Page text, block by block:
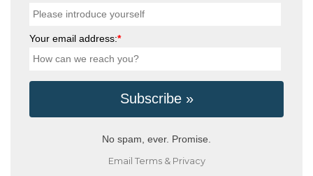
Your email address:*
No spam, ever. Promise.
Email Terms& Privacy